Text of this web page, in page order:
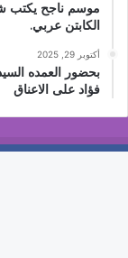
موسم ناجح يكتب
الكابتن عربي.
أكتوبر 29, 2025
بحضور العمده
فؤاد على الاعناق